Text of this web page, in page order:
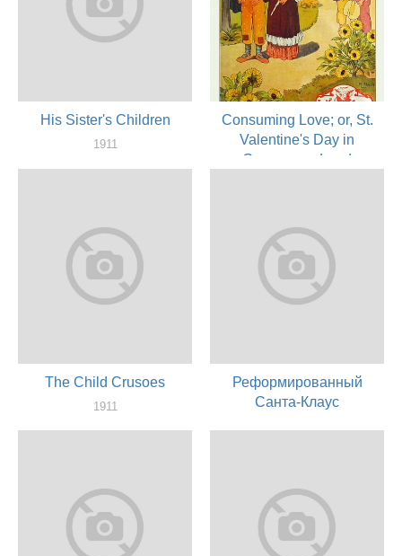
His Sister's Children
1911
Consuming Love; or, St.
Valentine's Day in
Greenaway Land
The Child Crusoes
1911
Реформированный
Санта-Клаус